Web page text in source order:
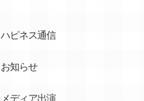
ハピネス通信
お知らせ
メディア出演